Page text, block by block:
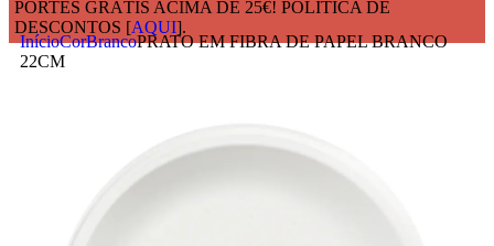
PORTES GRÁTIS ACIMA DE 25€! POLÍTICA DE
DESCONTOS [AQUI].
InícioCorBrancoPRATO EM FIBRA DE PAPEL BRANCO
22CM